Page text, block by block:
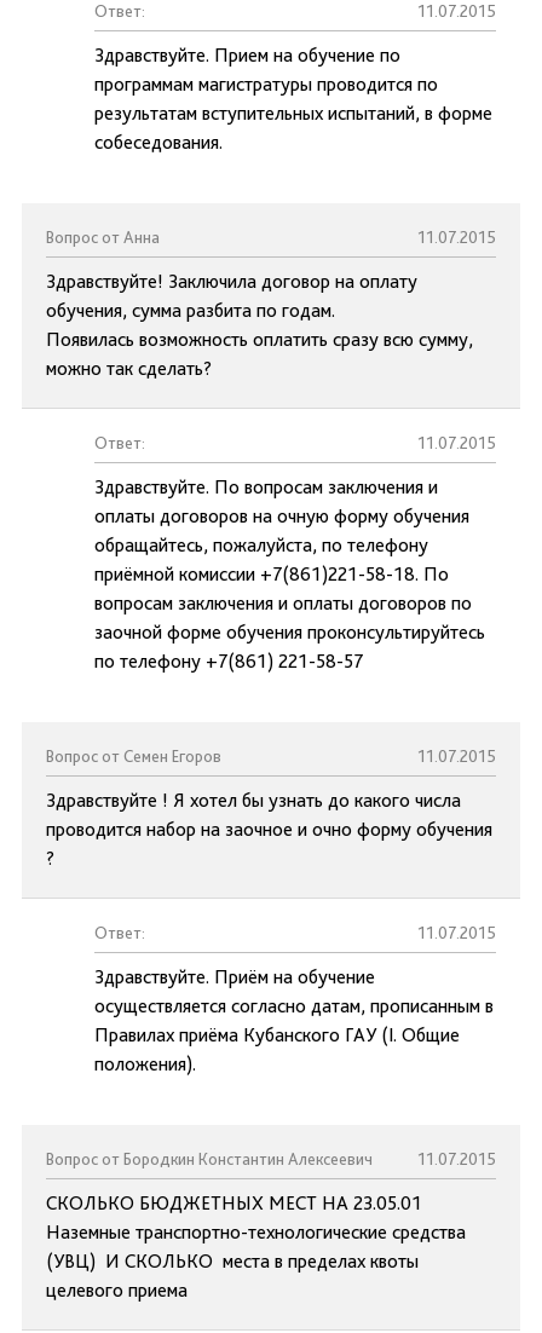
Ответ: 11.07.2015
Здравствуйте. Прием на обучение по
программам магистратуры проводится по
результатам вступительных испытаний, в форме
собеседования.
Вопрос от Анна 11.07.2015
Здравствуйте! Заключила договор на оплату
обучения, сумма разбита по годам.
Появилась возможность оплатить сразу всю сумму,
можно так сделать?
Ответ: 11.07.2015
Здравствуйте. По вопросам заключения и
оплаты договоров на очную форму обучения
обращайтесь, пожалуйста, по телефону
приёмной комиссии +7(861)221-58-18. По
вопросам заключения и оплаты договоров по
заочной форме обучения проконсультируйтесь
по телефону +7(861) 221-58-57
Вопрос от Семен Егоров 11.07.2015
Здравствуйте ! Я хотел бы узнать до какого числа
проводится набор на заочное и очно форму обучения
?
Ответ: 11.07.2015
Здравствуйте. Приём на обучение
осуществляется согласно датам, прописанным в
Правилах приёма Кубанского ГАУ (I. Общие
положения).
Вопрос от Бородкин Константин Алексеевич 11.07.2015
СКОЛЬКО БЮДЖЕТНЫХ МЕСТ НА 23.05.01
Наземные транспортно-технологические средства
(УВЦ) И СКОЛЬКО места в пределах квоты
целевого приема